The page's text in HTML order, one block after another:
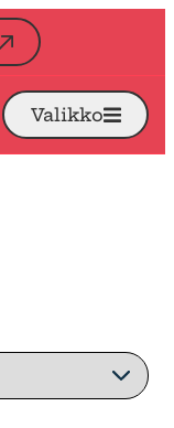
Avaa
Valikko